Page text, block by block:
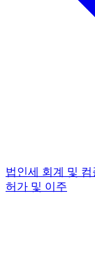
법인세 회계 및
허가 및 이주